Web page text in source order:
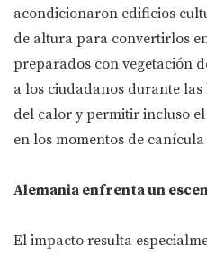
acondicionaron edificios
de altura para convertirlos
preparados con vegetación
a los ciudadanos durante
del calor y permitir incluso
en los momentos de
Alemania enfrenta un
El impacto resulta